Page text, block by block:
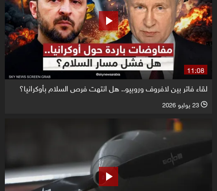
11:08
لقاء فاتر بين لافروف وروبيو.. هل انتهت فرص السلام بأوكرانيا؟
l 23 يوليو 2026